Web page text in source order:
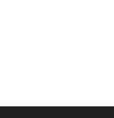
و پیاده سازی ازسیناوب